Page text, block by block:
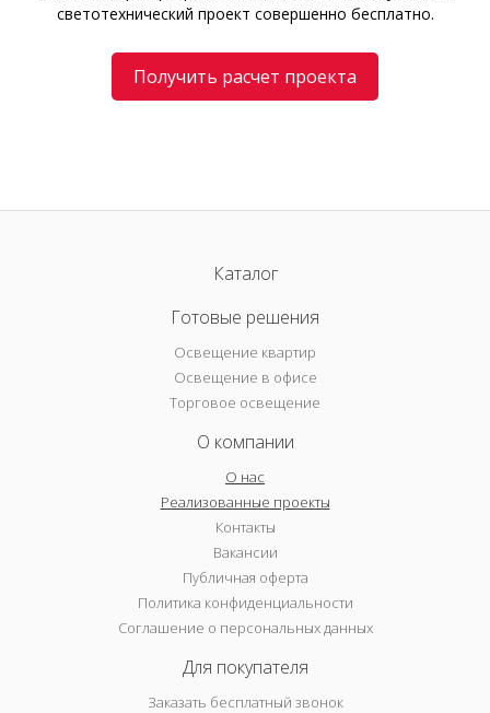
светотехнический проект совершенно бесплатно.
Получить расчет проекта
Каталог
Готовые решения
Освещение квартир
Освещение в офисе
Торговое освещение
О компании
О нас
Реализованные проекты
Контакты
Вакансии
Публичная оферта
Политика конфиденциальности
Соглашение о персональных данных
Для покупателя
Заказать бесплатный звонок